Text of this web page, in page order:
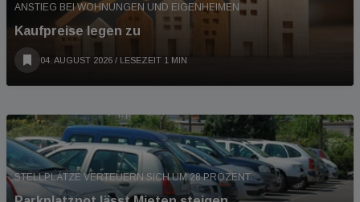
ANSTIEG BEI WOHNUNGEN UND EIGENHEIMEN
Kaufpreise legen zu
04. AUGUST 2026 / LESEZEIT 1 MIN
STELLPLÄTZE VERTEUERN SICH UM 28 PROZENT